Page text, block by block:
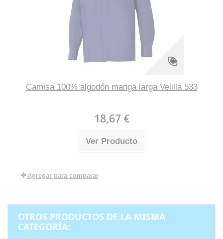
Camisa 100% algodón manga larga Velilla 533
18,67 €
Ver Producto
Agregar para comparar
OTROS PRODUCTOS DE LA MISMA
CATEGORÍA: